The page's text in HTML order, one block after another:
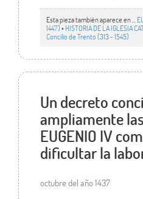
Esta pieza también aparece en ...
1447)• HISTORIA DE LA IGLESIA
Concilio de Trento (313 - 1545)
Un decreto
ampliamente
EUGENIO IV
dificultar la
octubre del año 1437